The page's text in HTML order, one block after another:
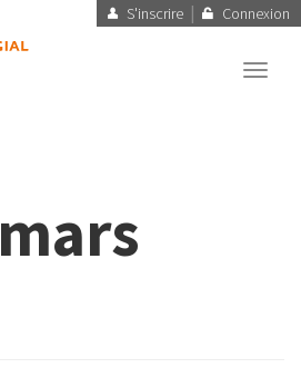
S'inscrire | Connexion
mars